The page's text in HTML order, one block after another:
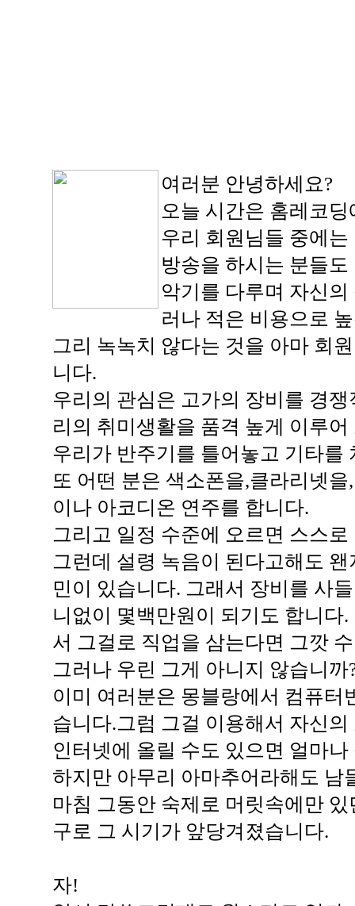
여러분 안녕하세요?
오늘 시간은 홈레코
우리 회원님들 중에
방송을 하시는 분들
악기를 다루며 자신
러나 적은 비용으로
그리 녹녹치 않다는 것을 아마 회
니다.
우리의 관심은 고가의 장비를 경
리의 취미생활을 품격 높게 이루
우리가 반주기를 틀어놓고 기타를
또 어떤 분은 색소폰을,클라리넷
이나 아코디온 연주를 합니다.
그리고 일정 수준에 오르면 스스
그런데 설령 녹음이 된다고해도
민이 있습니다. 그래서 장비를 사
니없이 몇백만원이 되기도 합니다
서 그걸로 직업을 삼는다면 그깟
그러나 우린 그게 아니지 않습니까
이미 여러분은 몽블랑에서 컴퓨
습니다.그럼 그걸 이용해서 자신
인터넷에 올릴 수도 있으면 얼마나
하지만 아무리 아마추어라해도 남
마침 그동안 숙제로 머릿속에만
구로 그 시기가 앞당겨졌습니다.
자!